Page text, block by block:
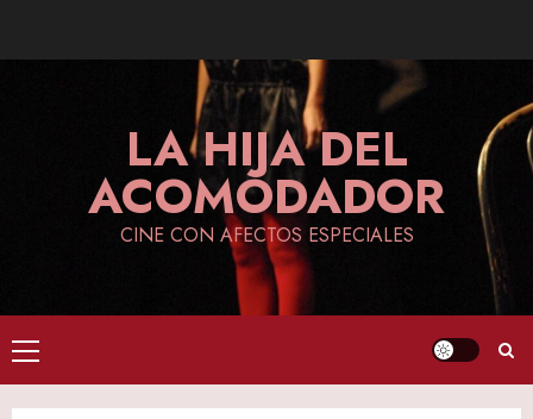
LA HIJA DEL
ACOMODADOR
CINE CON AFECTOS ESPECIALES
Primary
Menu